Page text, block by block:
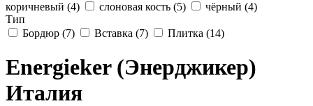
коричневый (4) слоновая кость (5) чёрный (4)
Тип
Бордюр (7) Вставка (7) Плитка (14)
Energieker (Энерджикер)
Италия